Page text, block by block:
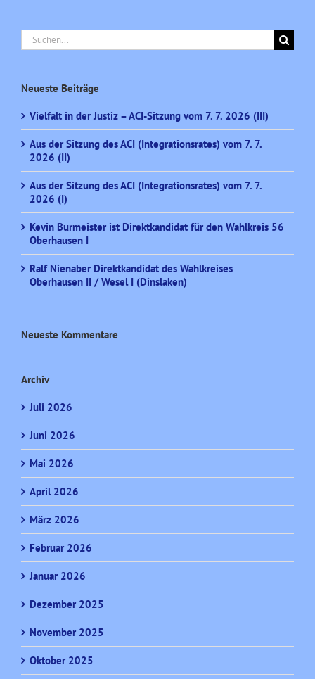
Suche
nach:
Neueste Beiträge
Vielfalt in der Justiz – ACI-Sitzung vom 7. 7. 2026 (III)
Aus der Sitzung des ACI (Integrationsrates) vom 7. 7.
2026 (II)
Aus der Sitzung des ACI (Integrationsrates) vom 7. 7.
2026 (I)
Kevin Burmeister ist Direktkandidat für den Wahlkreis 56
Oberhausen I
Ralf Nienaber Direktkandidat des Wahlkreises
Oberhausen II / Wesel I (Dinslaken)
Neueste Kommentare
Archiv
Juli 2026
Juni 2026
Mai 2026
April 2026
März 2026
Februar 2026
Januar 2026
Dezember 2025
November 2025
Oktober 2025